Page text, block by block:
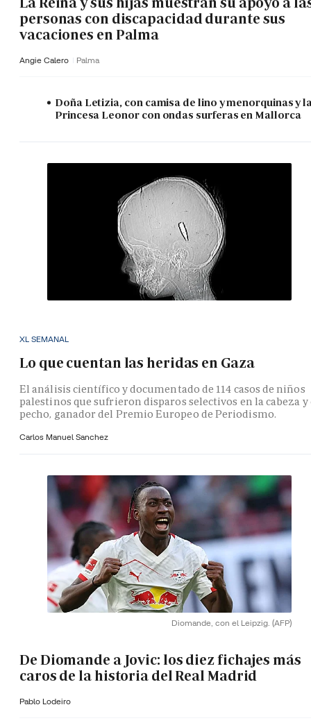
personas con discapacidad durante sus
vacaciones en Palma
Angie Calero Palma
Doña Letizia, con camisa de lino y menorquinas y
Princesa Leonor con ondas surferas en Mallorca
XL SEMANAL
Lo que cuentan las heridas en Gaza
El análisis científico y documentado de 114 casos de niños
palestinos que sufrieron disparos selectivos en la cabeza y
pecho, ganador del Premio Europeo de Periodismo.
Carlos Manuel Sanchez
Diomande, con el Leipzig. (AFP)
De Diomande a Jovic: los diez fichajes más
caros de la historia del Real Madrid
Pablo Lodeiro